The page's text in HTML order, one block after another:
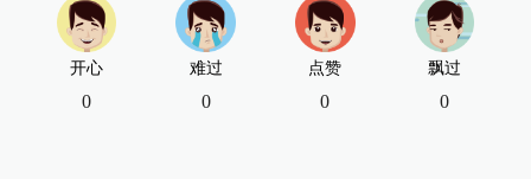
开心
0
难过
0
点赞
0
飘过
0